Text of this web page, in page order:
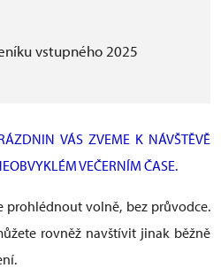
vstupného 2025
VÁS ZVEME K NÁVŠTĚVĚ
VEČERNÍM ČASE.
prohlédnout volně, bez průvodce.
rovněž navštívit jinak běžně